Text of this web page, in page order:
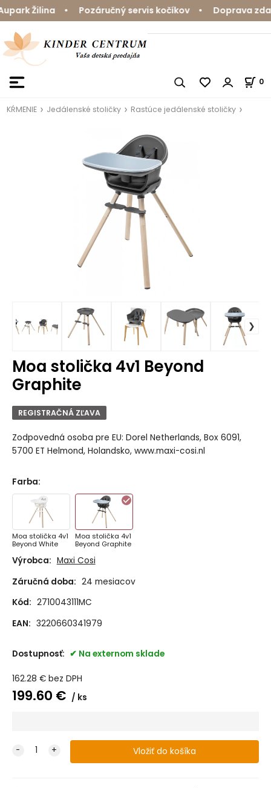
Žilina • Pozáručný servis kočíkov • Doprava
0
KŔMENIE Jedálenské stoličky Rastúce jedálenské stoličky
Moa stolička 4v1 Beyond
Graphite
REGISTRAČNÁ ZĽAVA
Zodpovedná osoba pre EU: Dorel Netherlands, Box 6091,
5700 ET Helmond, Holandsko, www.maxi-cosi.nl
Farba:
Moa stolička 4v1
Beyond White
Moa stolička 4v1
Beyond Graphite
Výrobca: Maxi Cosi
Záručná doba: 24 mesiacov
Kód: 2710043111MC
EAN: 3220660341979
Dostupnosť: Na externom sklade
162.28 € bez DPH
199.60 € ks